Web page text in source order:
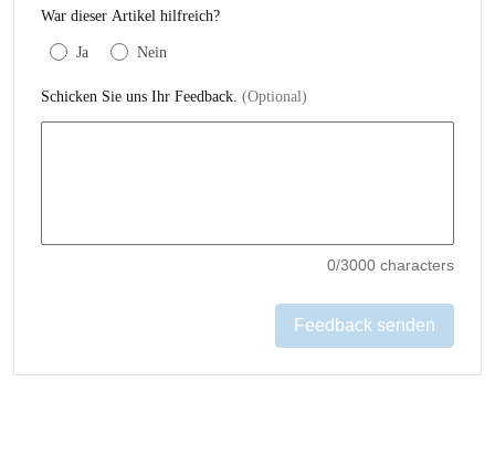
War dieser Artikel hilfreich?
Ja Nein
Schicken Sie uns Ihr Feedback. (Optional)
0/3000 characters
Feedback senden